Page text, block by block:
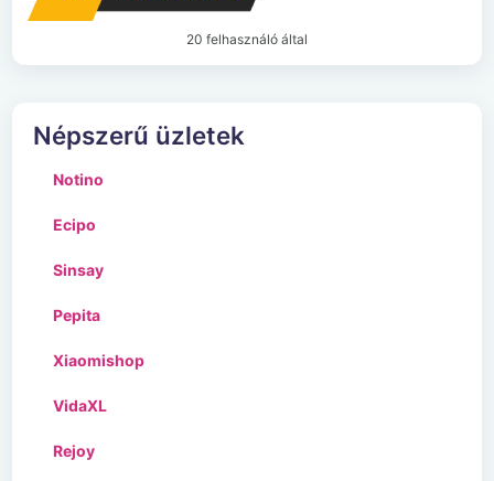
20 felhasználó által
Népszerű üzletek
Notino
Ecipo
Sinsay
Pepita
Xiaomishop
VidaXL
Rejoy